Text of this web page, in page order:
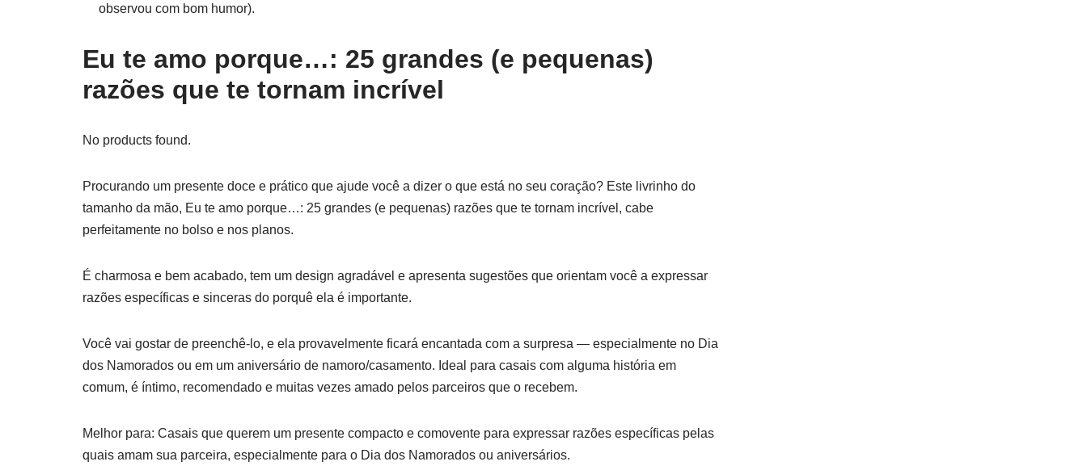
observou com bom humor).
Eu te amo porque…: 25 grandes (e pequenas)
razões que te tornam incrível
No products found.
Procurando um presente doce e prático que ajude você a dizer o que está no seu coração? Este livrinho do
tamanho da mão, Eu te amo porque…: 25 grandes (e pequenas) razões que te tornam incrível, cabe
perfeitamente no bolso e nos planos.
É charmosa e bem acabado, tem um design agradável e apresenta sugestões que orientam você a expressar
razões específicas e sinceras do porquê ela é importante.
Você vai gostar de preenchê-lo, e ela provavelmente ficará encantada com a surpresa — especialmente no Dia
dos Namorados ou em um aniversário de namoro/casamento. Ideal para casais com alguma história em
comum, é íntimo, recomendado e muitas vezes amado pelos parceiros que o recebem.
Melhor para: Casais que querem um presente compacto e comovente para expressar razões específicas pelas
quais amam sua parceira, especialmente para o Dia dos Namorados ou aniversários.